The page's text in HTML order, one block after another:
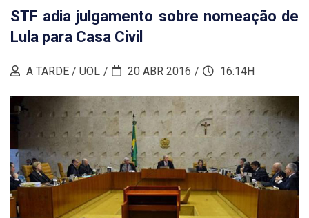
STF adia julgamento sobre nomeação de
Lula para Casa Civil
A TARDE / UOL 20 ABR 2016 16:14H